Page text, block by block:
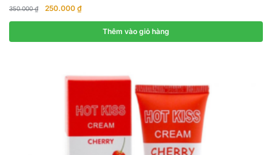
350.000₫
Giá
350.000 ₫.
250.000 ₫Giá
là:
Thêm vào giỏ hàng